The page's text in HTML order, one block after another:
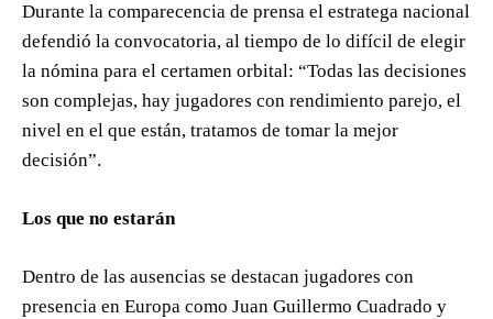
Durante la comparecencia de prensa el estratega nacional
defendió la convocatoria, al tiempo de lo difícil de elegir
la nómina para el certamen orbital: “Todas las decisiones
son complejas, hay jugadores con rendimiento parejo, el
nivel en el que están, tratamos de tomar la mejor
decisión”.
Los que no estarán
Dentro de las ausencias se destacan jugadores con
presencia en Europa como Juan Guillermo Cuadrado y